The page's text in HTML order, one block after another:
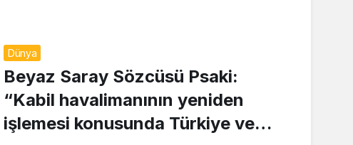
Dünya
Beyaz Saray Sözcüsü Psaki:
“Kabil havalimanının yeniden
işlemesi konusunda Türkiye ve